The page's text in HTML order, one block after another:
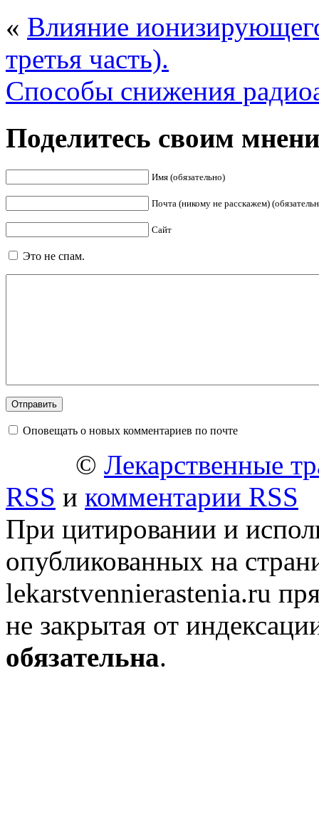
« Влияние
третья часть).
Способы снижения
Поделитесь своим
Имя (обязательно)
Почта (никому не расскажем)
Сайт
Это не спам.
Оповещать о новых комментариев по почте
© Лекарственные
RSS и комментарии RSS
При цитировании и
опубликованных на
lekarstvennierastenia.ru
не закрытая от
обязательна.